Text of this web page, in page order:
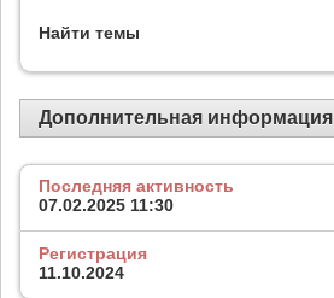
Найти темы
Дополнительная информация
Последняя активность
07.02.2025 11:30
Регистрация
11.10.2024